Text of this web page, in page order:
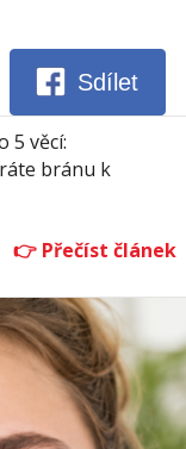
Sdílet
5 věcí:
bránu k